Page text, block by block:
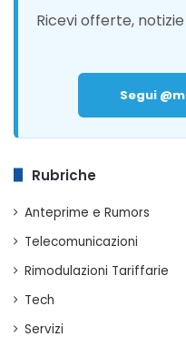
Ricevi offerte,
Segui
Rubriche
Anteprime e Rumors
Telecomunicazioni
Rimodulazioni Tariffarie
Tech
Servizi